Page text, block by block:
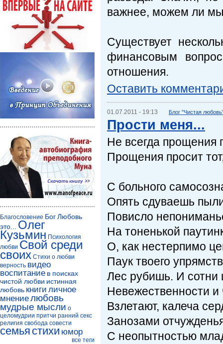
важнее, можем ли мы
Существует
финансовым
отношения.
Оставить
01.07.2011 - 19:13 Блог "Чистая
Прости меня...
Не всегда прощения
Прощения просит
С больного
Опять сдуваешь
Повисло
На тоненькой
О, как нестерпимо
Паук твоего
Лес рубишь. И сотни
Невежественности и
Взлетают, калеча
Занозами
С неопытностью
Благословение БогЛюбовь
это...
Олег
Кузьмин Психология
любви Свой среди
своих Стихи о любви
верность видео
воспитание в поисках
чистой любви истинная
любовь книги личное
мнениелюбовь
мудрые мысли о
целомудрии притчи ранний секс
религия свобода совести
семья стихи юмор
все теги